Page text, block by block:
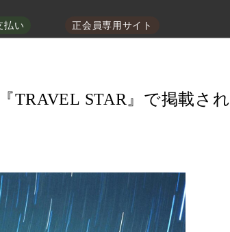
払い 正会員専用サイト
TRAVEL STAR』で掲載され